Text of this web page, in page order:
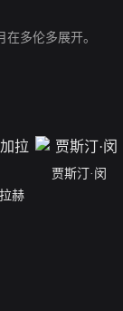
在多伦多展开。
赫
贾斯汀·闵